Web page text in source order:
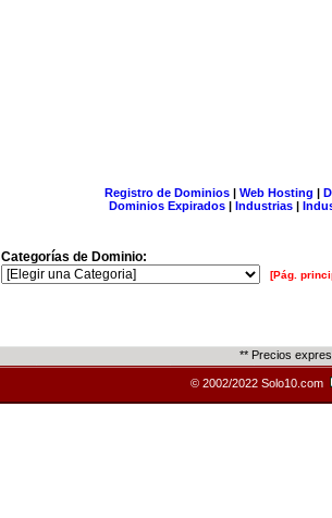
Registro de Dominios| Web Hosting |
Dominios Expirados | Industrias |
Categorías de Dominio:
[Pág.
** Precios
© 2002/2022 Solo10.com